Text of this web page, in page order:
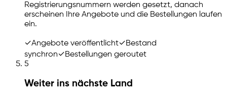
Registrierungsnummern werden gesetzt, danach
erscheinen Ihre Angebote und die Bestellungen laufen
ein.
✓Angebote veröffentlicht✓Bestand
synchron✓Bestellungen geroutet
5
Weiter ins nächste Land